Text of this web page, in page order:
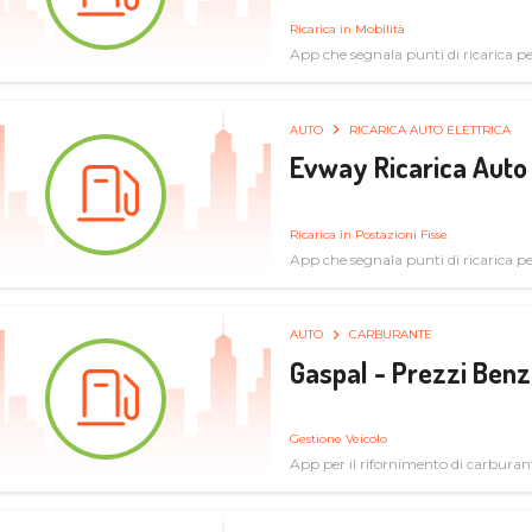
Ricarica in Mobilità
App che segnala punti di ricarica
AUTO RICARICA AUTO ELETTRICA
Evway Ricarica
Ricarica in Postazioni Fisse
App che segnala punti di ricarica
AUTO CARBURANTE
Gaspal - Prezzi
Gestione Veicolo
App per il rifornimento di